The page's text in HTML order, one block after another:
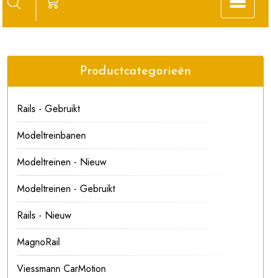
Productcategorieën
Rails - Gebruikt
Modeltreinbanen
Modeltreinen - Nieuw
Modeltreinen - Gebruikt
Rails - Nieuw
MagnoRail
Viessmann CarMotion